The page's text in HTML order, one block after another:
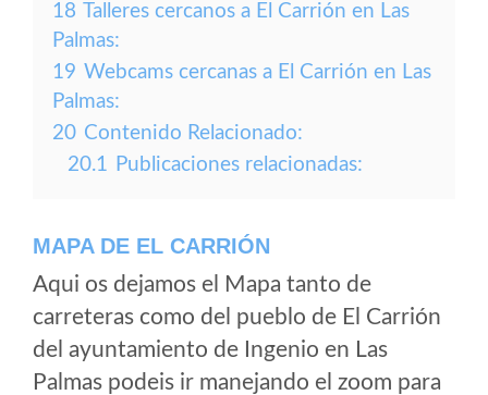
18 Talleres cercanos a El Carrión en Las
Palmas:
19 Webcams cercanas a El Carrión en Las
Palmas:
20 Contenido Relacionado:
20.1 Publicaciones relacionadas:
MAPA DE EL CARRIÓN
Aqui os dejamos el Mapa tanto de
carreteras como del pueblo de El Carrión
del ayuntamiento de Ingenio en Las
Palmas podeis ir manejando el zoom para